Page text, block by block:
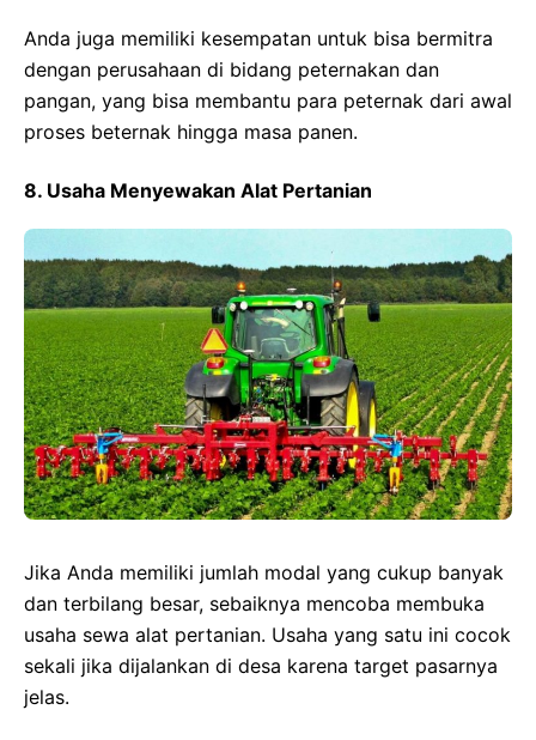
Anda juga memiliki kesempatan untuk bisa bermitra
dengan perusahaan di bidang peternakan dan
pangan, yang bisa membantu para peternak dari awal
proses beternak hingga masa panen.
8. Usaha Menyewakan Alat Pertanian
Jika Anda memiliki jumlah modal yang cukup banyak
dan terbilang besar, sebaiknya mencoba membuka
usaha sewa alat pertanian. Usaha yang satu ini cocok
sekali jika dijalankan di desa karena target pasarnya
jelas.